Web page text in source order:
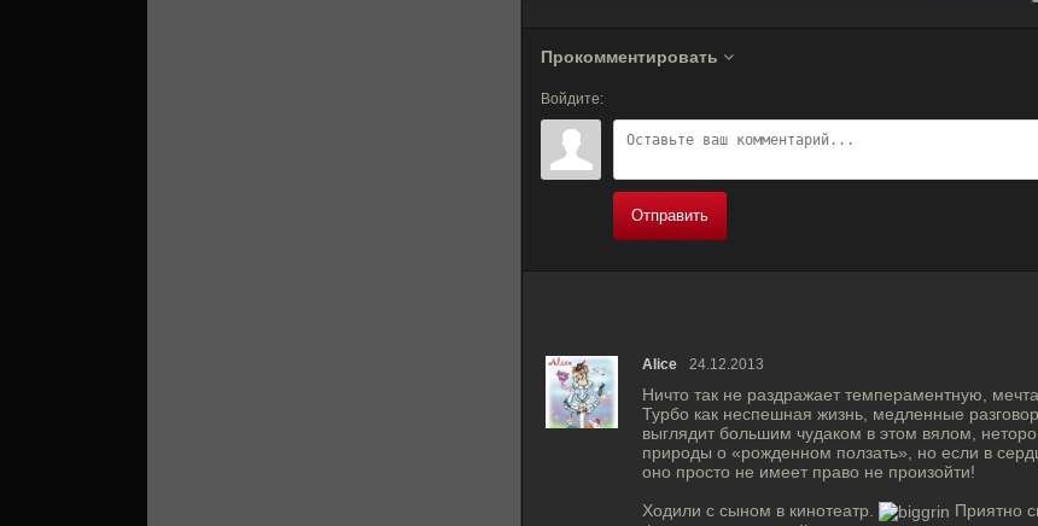
Прокомментировать
Войдите:
Отправить
Alice 24.12.2013
Ничто так не раздражает темпераментную,
Турбо как неспешная жизнь, медленные
выглядит большим чудаком в этом вялом,
природы о «рожденном ползать», но если в
оно просто не имеет право не произойти!
Ходили с сыном в кинотеатр.
Приятно